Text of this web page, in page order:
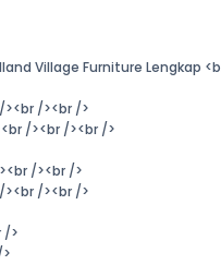
Village Furniture Lengkap
/><br />
/><br /><br />
/><br />
/><br />
/>